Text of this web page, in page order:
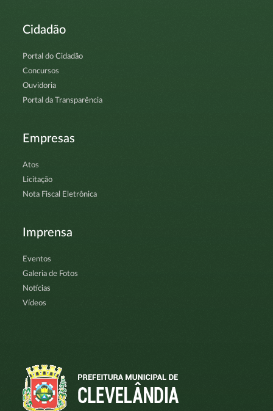
Cidadão
Portal do Cidadão
Concursos
Ouvidoria
Portal da Transparência
Empresas
Atos
Licitação
Nota Fiscal Eletrônica
Imprensa
Eventos
Galeria de Fotos
Notícias
Vídeos